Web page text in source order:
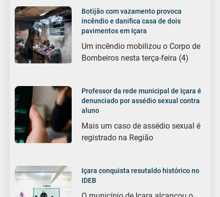
Botijão com vazamento provoca
incêndio e danifica casa de dois
pavimentos em Içara
Um incêndio mobilizou o Corpo de
Bombeiros nesta terça-feira (4)
Professor da rede municipal de Içara é
denunciado por assédio sexual contra
aluno
Mais um caso de assédio sexual é
registrado na Região
Içara conquista resutaldo histórico no
IDEB